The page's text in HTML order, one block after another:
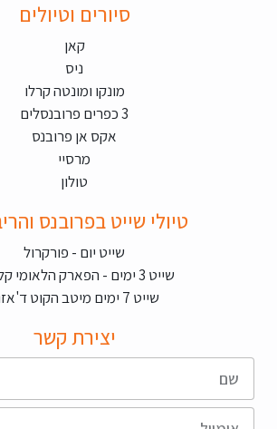
סיורים וטיולים
קאן
ניס
מונקו ומונטה קרלו
3 כפרים פרובנסלים
אקס אן פרובנס
מרסיי
טולון
טיולי שייט בפרובנס
שייט יום - פורקרול
שייט 3 ימים - הפארק הלאומי קלנקס
שייט 7 ימים מיטב הקוט ד'אזור
יצירת קשר